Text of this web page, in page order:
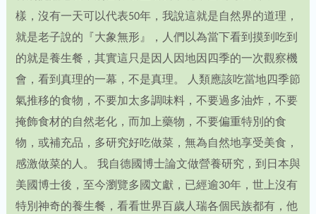
樣，沒有一天可以代表50年，我說這就是自然界的道理，
就是老子說的『大象無形』，人們以為當下看到摸到吃到
的就是養生餐，其實這只是因人因地因四季的一次觀察機
會，看到真理的一幕，不是真理。 人類應該吃當地四季節
氣推移的食物，不要加太多調味料，不要過多油炸，不要
掩飾食材的自然老化，而加上藥物，不要偏重特別的食
物，或補充品，多研究好吃做菜，無為自然地享受美食，
感激做菜的人。 我自德國博士論文做營養研究，到日本與
美國博士後，至今瀏覽多國文獻，已經逾30年，世上沒有
特別神奇的養生餐，看看世界百歲人瑞各個民族都有，他